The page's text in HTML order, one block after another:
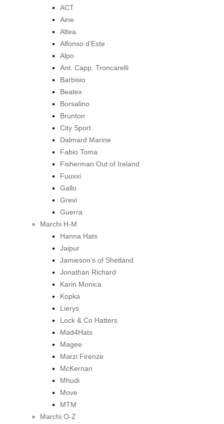
ACT
Aine
Altea
Alfonso d’Este
Alpo
Ant. Capp. Troncarelli
Barbisio
Beatex
Borsalino
Brunton
City Sport
Dalmard Marine
Fabio Toma
Fisherman Out of Ireland
Fuuxxi
Gallo
Grevi
Guerra
Marchi H-M
Hanna Hats
Jaipur
Jamieson’s of Shetland
Jonathan Richard
Karin Monica
Kopka
Lierys
Lock & Co Hatters
Mad4Hats
Magee
Marzi Firenze
McKernan
Mhudi
Move
MTM
Marchi O-Z